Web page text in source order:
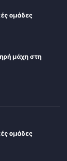
ομάδες
μάχη στη
ομάδες